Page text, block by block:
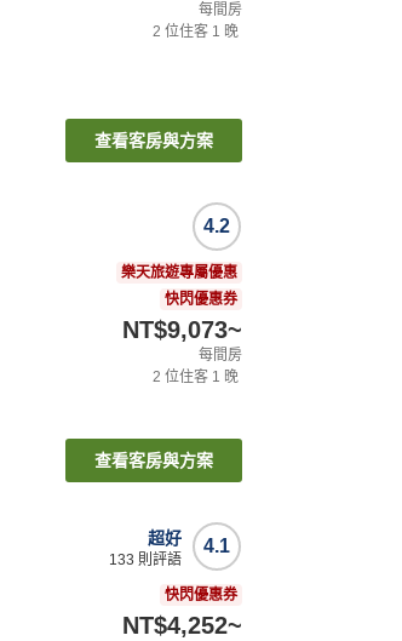
每間房
2 位住客 1 晚
查看客房與方案
4.2
樂天旅遊專屬優惠
快閃優惠券
NT$9,073~
每間房
2 位住客 1 晚
查看客房與方案
4.1
超好
133 則評語
快閃優惠券
NT$4,252~